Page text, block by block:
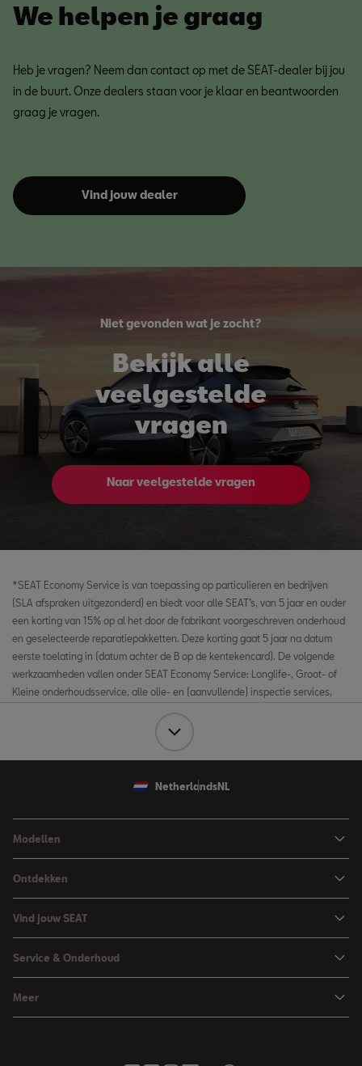
We helpen je graag
Heb je vragen? Neem dan contact op met de SEAT-dealer bij jou
in de buurt. Onze dealers staan voor je klaar en beantwoorden
graag je vragen.
Vind jouw dealer
Niet gevonden wat je zocht?
Bekijk alle
veelgestelde
vragen
Naar veelgestelde vragen
*SEAT Economy Service is van toepassing op particulieren en bedrijven
(SLA afspraken uitgezonderd) en biedt voor alle SEAT’s, van 5 jaar en ouder
een korting van 15% op al het door de fabrikant voorgeschreven onderhoud
en geselecteerde reparatiepakketten. Deze korting gaat 5 jaar na datum
eerste toelating in (datum achter de B op de kentekencard). De volgende
werkzaamheden vallen onder SEAT Economy Service: Longlife-, Groot- of
Kleine onderhoudsservice, alle olie- en (aanvullende) inspectie services,
bougies (benzine) en vervanging van remmen, distributieriemen,
slijtagedelen vallen niet onder deze service. Airco Service heeft al aparte
tariefstellingen voor oudere auto’s en valt daarmee ook buiten SEAT
adviesprijzen en geadviseerde tarieven. De dealer of servicepartner kan hier
naar eigen inzicht van afwijken.
Netherlands NL
Modellen
Arona
Leon
Leon Sportstourer
Ateca
Ontdekken
Financieren
Zakelijk rijden
Hybride rijden
Over SEAT
Vind jouw SEAT
Brochure & prijslijst
Proefrit aanvragen
Service & Onderhoud
Vind je dealer
Meer